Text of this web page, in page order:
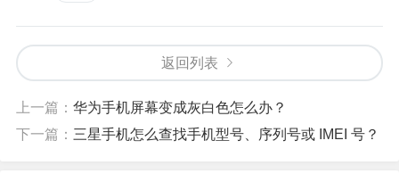
返回列表
上一篇： 华为手机屏幕变成灰白色怎么办？
下一篇： 三星手机怎么查找手机型号、序列号或 IMEI 号？